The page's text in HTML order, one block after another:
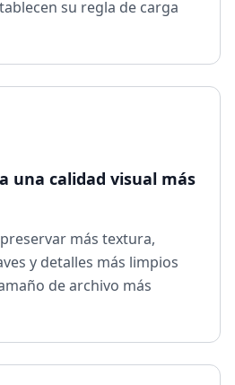
su regla de carga
una calidad visual más
más textura,
y detalles más limpios
de archivo más